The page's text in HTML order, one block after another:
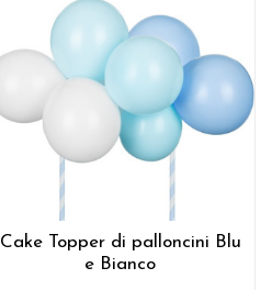
Cake Topper di palloncini Blu
e Bianco